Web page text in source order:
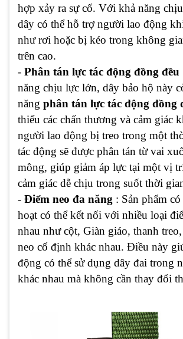
hợp xảy ra sự cố. Với khả năng
dây có thể hỗ trợ người lao động
như rơi hoặc bị kéo trong không
trên cao.
- Phân tán lực tác động đồng đều
năng chịu lực lớn, dây bảo hộ này
năng phân tán lực tác động đồng
thiểu các chấn thương và cảm giác
người lao động bị treo trong một
tác động sẽ được phân tán từ vai
mông, giúp giảm áp lực tại một vị
cảm giác dễ chịu trong suốt thời
- Điểm neo đa năng : Sản phẩm
hoạt có thể kết nối với nhiều loại
nhau như cột, Giàn giáo, thanh
neo cố định khác nhau. Điều này
động có thể sử dụng dây đai trong
khác nhau mà không cần thay đổi